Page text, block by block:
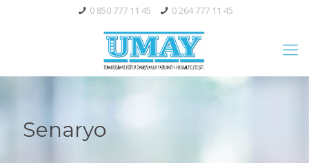
0 850 777 11 45 0 264 777 11 45
Senaryo